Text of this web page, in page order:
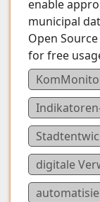
enable
municipal
Open
for free
digitale